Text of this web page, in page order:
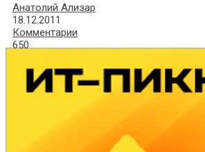
Анатолий Ализар
18.12.2011
Комментарии
650